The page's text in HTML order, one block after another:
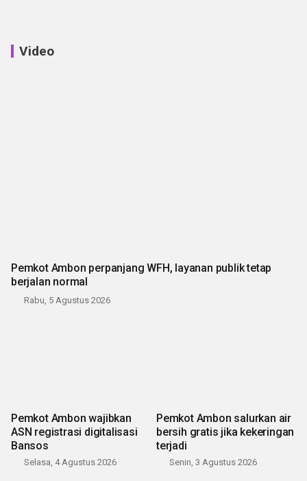
Video
Pemkot Ambon perpanjang WFH, layanan publik tetap
berjalan normal
Rabu, 5 Agustus 2026
Pemkot Ambon wajibkan
ASN registrasi digitalisasi
Bansos
Selasa, 4 Agustus 2026
Pemkot Ambon salurkan air
bersih gratis jika kekeringan
terjadi
Senin, 3 Agustus 2026